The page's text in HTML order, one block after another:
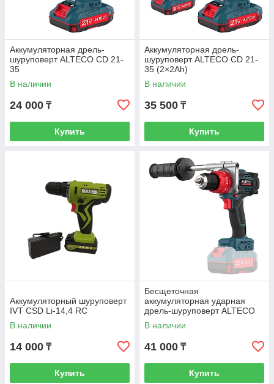
Аккумуляторная дрель-
шуруповерт ALTECO CD 21-
35
В наличии
24 000 ₸
Купить
Аккумуляторная дрель-
шуруповерт ALTECO CD 21-
35 (2×2Ah)
В наличии
35 500 ₸
Купить
Аккумуляторный шуруповерт
IVT CSD Li-14,4 RC
В наличии
14 000 ₸
Купить
Бесщеточная
аккумуляторная ударная
дрель-шуруповерт ALTECO
CID 21-150 BL Solo (без АКБ
И ЗУ)
В наличии
41 000 ₸
Купить